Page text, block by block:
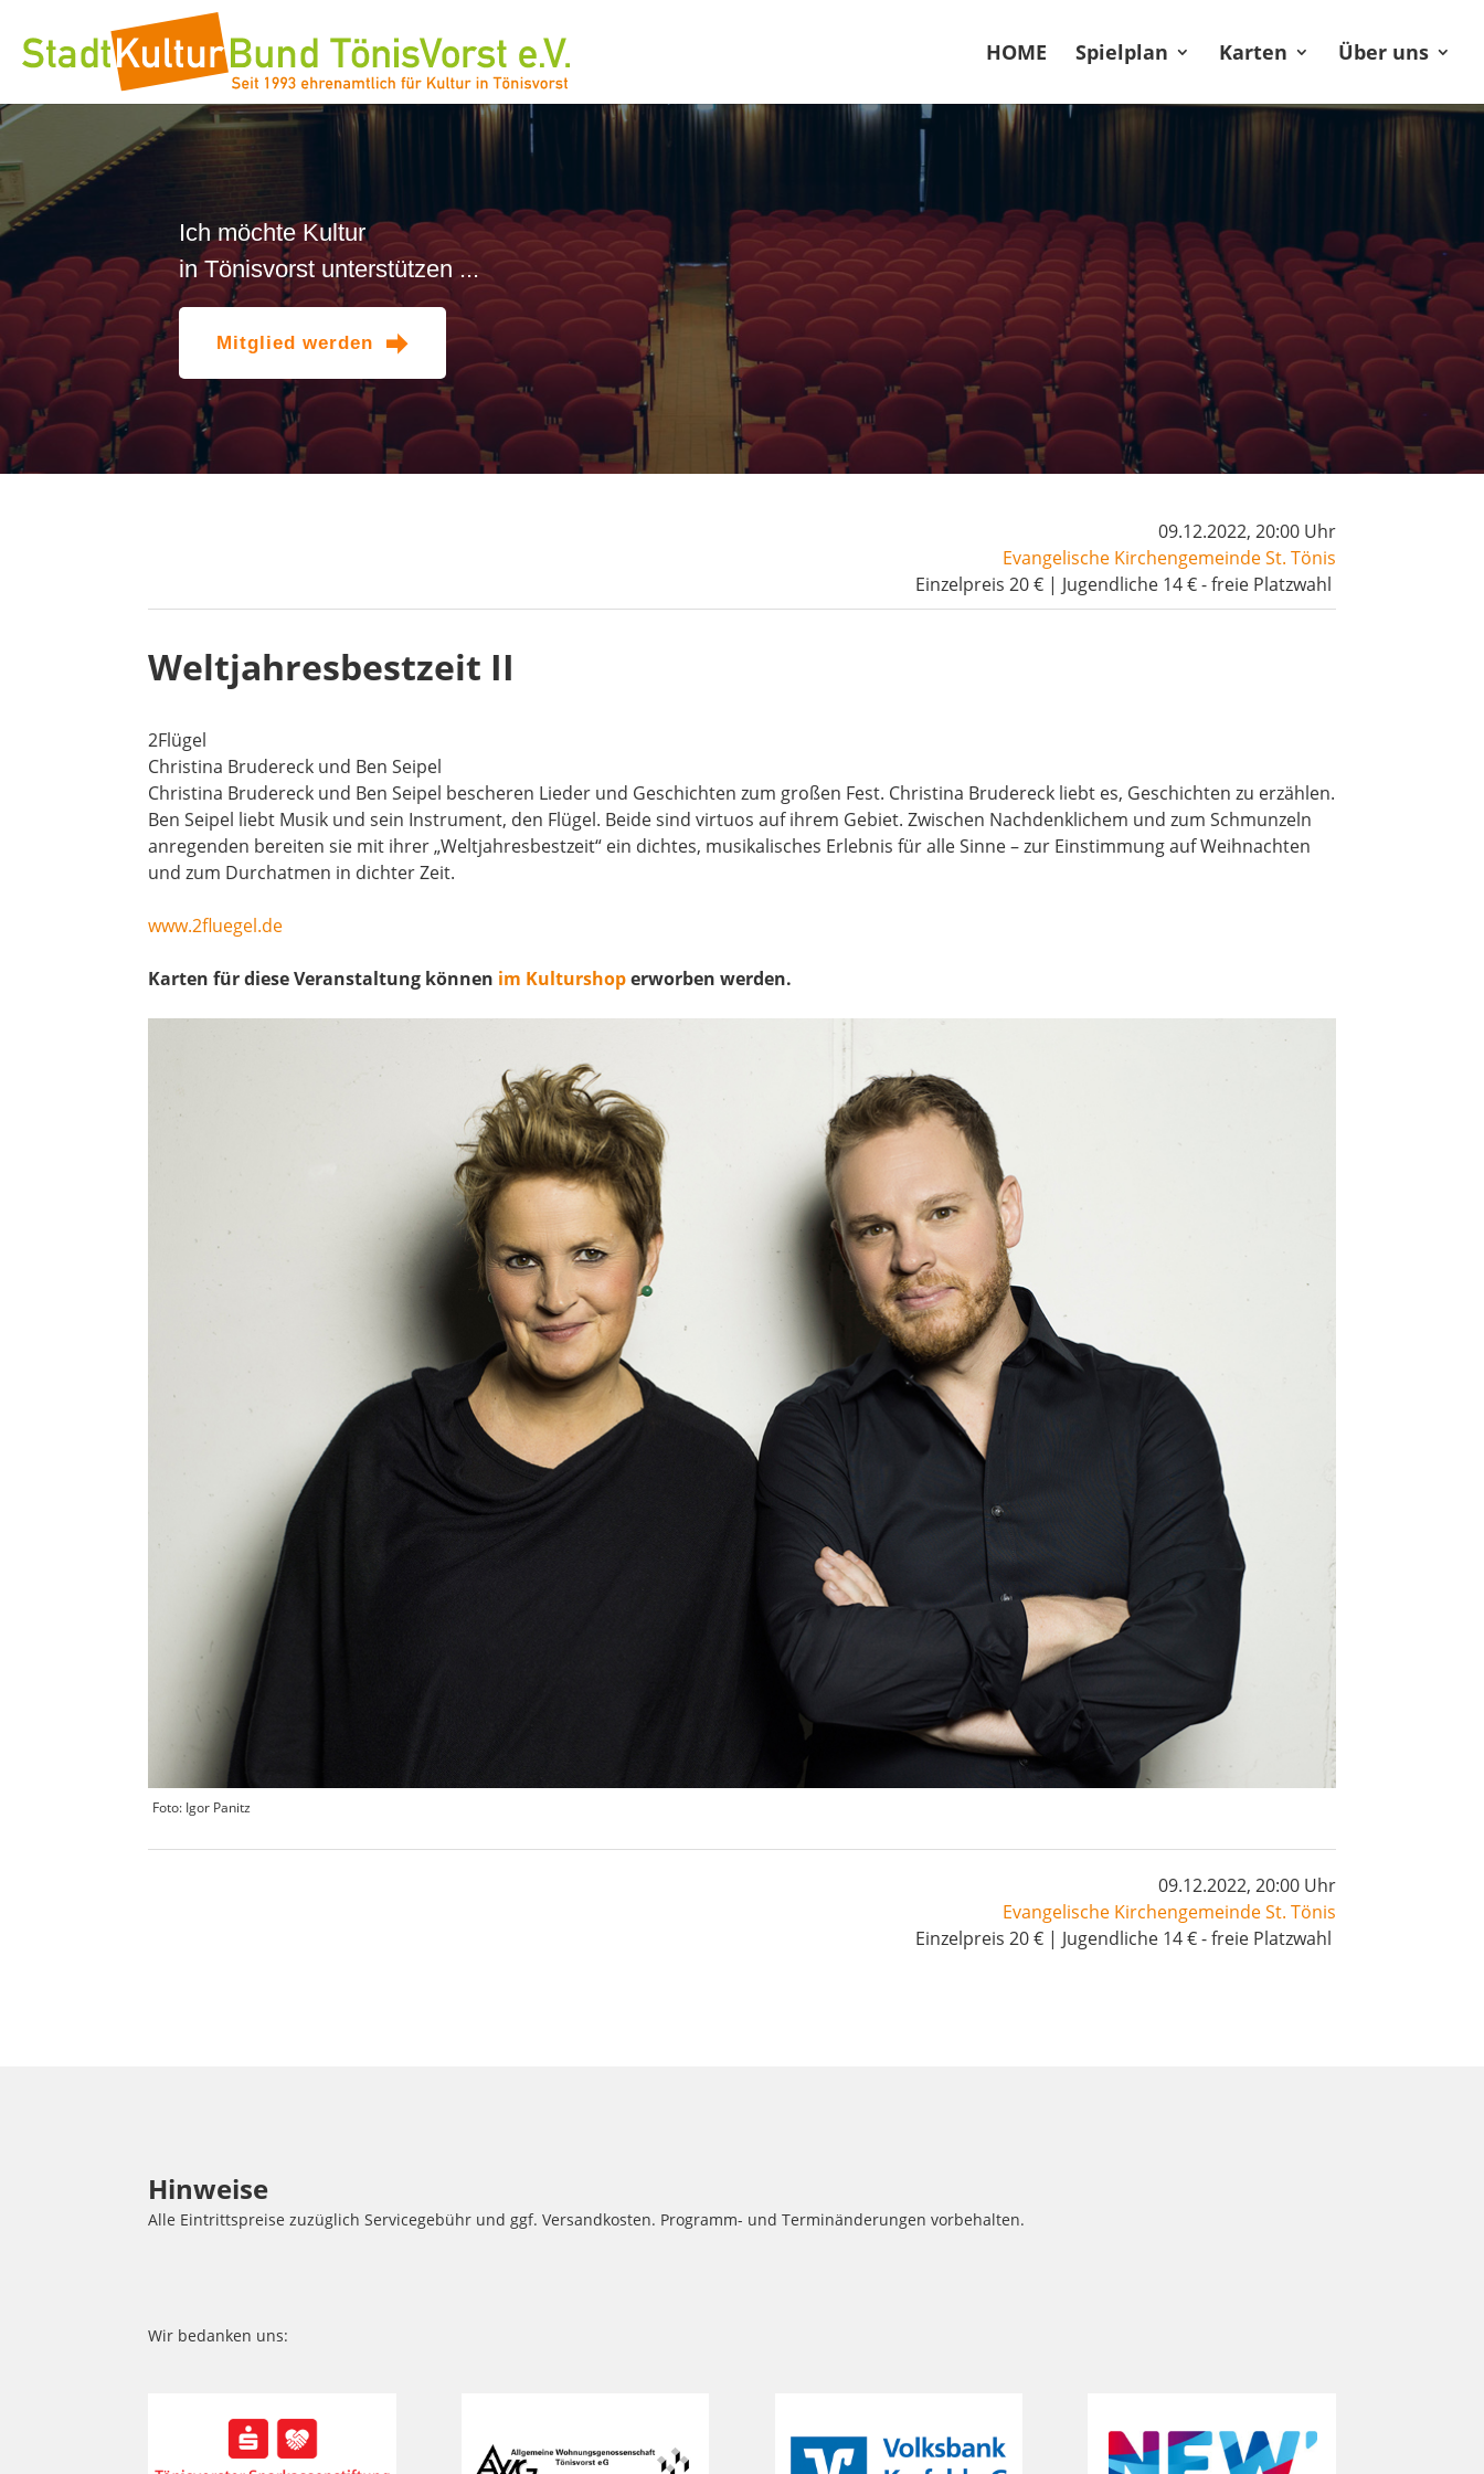
HOME Spielplan Karten Über uns
Mitglied werden
09.12.2022, 20:00 Uhr
Evangelische Kirchengemeinde St. Tönis
Einzelpreis 20 € | Jugendliche 14 € - freie Platzwahl
Weltjahresbestzeit II
2Flügel
Christina Brudereck und Ben Seipel
Christina Brudereck und Ben Seipel bescheren Lieder und Geschichten zum großen Fest. Christina Brudereck liebt es, Geschichten zu erzählen.
Ben Seipel liebt Musik und sein Instrument, den Flügel. Beide sind virtuos auf ihrem Gebiet. Zwischen Nachdenklichem und zum Schmunzeln
anregenden bereiten sie mit ihrer „Weltjahresbestzeit“ ein dichtes, musikalisches Erlebnis für alle Sinne – zur Einstimmung auf Weihnachten
und zum Durchatmen in dichter Zeit.
www.2fluegel.de
Karten für diese Veranstaltung können im Kulturshoperworben werden.
Foto: Igor Panitz
09.12.2022, 20:00 Uhr
Evangelische Kirchengemeinde St. Tönis
Einzelpreis 20 € | Jugendliche 14 € - freie Platzwahl
Hinweise
Alle Eintrittspreise zuzüglich Servicegebühr und ggf. Versandkosten. Programm- und Terminänderungen vorbehalten.
Wir bedanken uns: